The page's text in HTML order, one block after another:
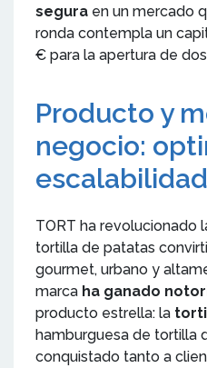
segura en un mercado
ronda contempla un
€ para la apertura de
Producto y
negocio:
escalabilidad
TORT ha revolucionado
tortilla de patatas
gourmet, urbano y
marca ha ganado
producto estrella: la
hamburguesa de tortilla
conquistado tanto a